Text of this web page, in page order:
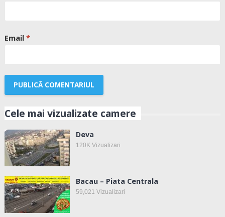
Email *
Cele mai vizualizate camere
Deva
120KVizualizari
Bacau – Piata Centrala
59,021 Vizualizari